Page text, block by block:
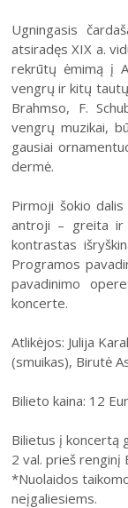
Ugningasis
atsiradęs XIX a.
rekrūtų ėmimą į
vengrų ir kitų tautų
Brahmso, F.
vengrų muzikai,
gausiai
dermė.
Pirmoji šokio
antroji – greita ir
kontrastas
Programos
pavadinimo
koncerte.
Atlikėjos: Julija
(smuikas), Birutė
Bilieto kaina: 12
Bilietus į koncertą
2 val. prieš renginį
*Nuolaidos
neįgaliesiems.